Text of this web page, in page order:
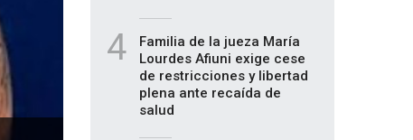
4
Familia de la jueza María
Lourdes Afiuni exige cese
de restricciones y libertad
plena ante recaída de
salud